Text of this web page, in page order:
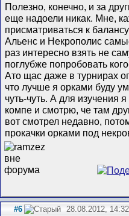
Полезно, конечно, и за
еще надоели никак. Мне,
присматриваться к
Альенс и Некрополис
раз интересно взять не
поглубже попробовать
Ато щас даже в турнирах
что лучше я орками буду
чуть-чуть. А для изучения
компе и смотрю, че там
вот смотрел недавно,
прокачки орками под
#6 28.08.2012, 14:32